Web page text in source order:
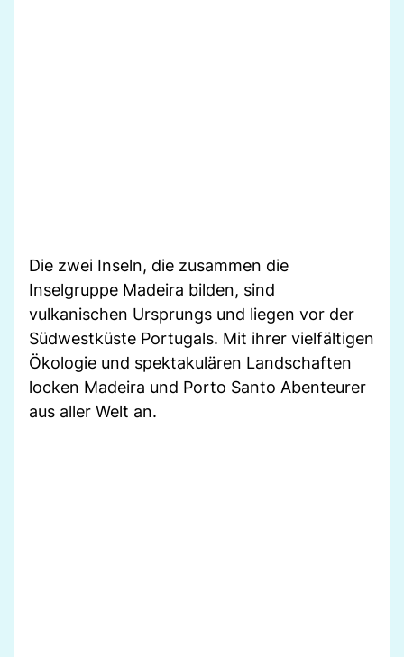
Die zwei Inseln, die zusammen die
Inselgruppe Madeira bilden, sind
vulkanischen Ursprungs und liegen vor der
Südwestküste Portugals. Mit ihrer vielfältigen
Ökologie und spektakulären Landschaften
locken Madeira und Porto Santo Abenteurer
aus aller Welt an.